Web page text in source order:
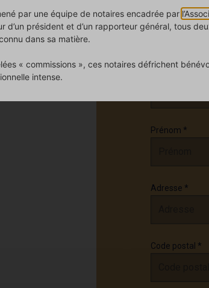
Contact
Prénom *
Adresse *
Code postal *
par une équipe de notaires encadrée par
d’un président et d’un rapporteur général, tous
dans sa matière.
« commissions », ces notaires défrichent
intense.